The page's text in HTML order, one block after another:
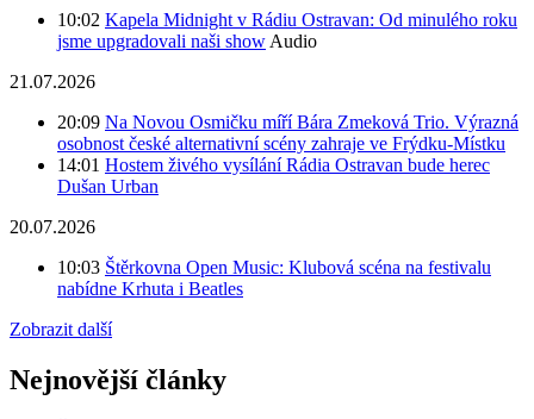
10:02 Kapela Midnight v Rádiu Ostravan: Od minulého roku
jsme upgradovali naši show Audio
21.07.2026
20:09 Na Novou Osmičku míří Bára Zmeková Trio. Výrazná
osobnost české alternativní scény zahraje ve Frýdku-Místku
14:01 Hostem živého vysílání Rádia Ostravan bude herec
Dušan Urban
20.07.2026
10:03 Štěrkovna Open Music: Klubová scéna na festivalu
nabídne Krhuta i Beatles
Zobrazit další
Nejnovější články